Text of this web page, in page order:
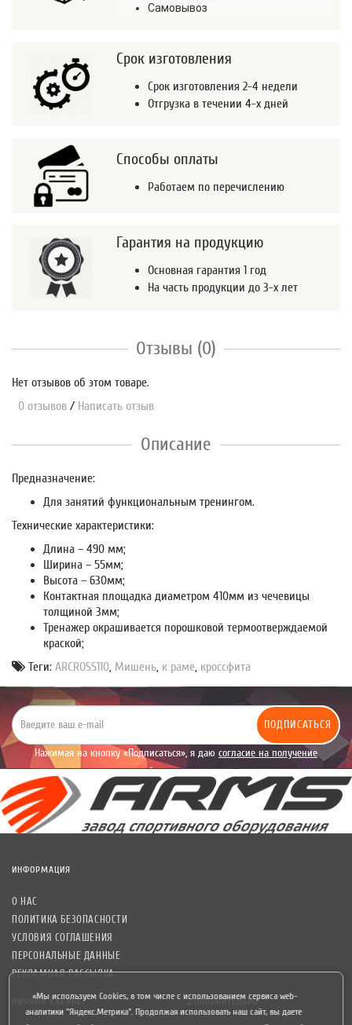
Самовывоз
Срок изготовления
Срок изготовления 2-4 недели
Отгрузка в течении 4-х дней
Способы оплаты
Работаем по перечислению
Гарантия на продукцию
Основная гарантия 1 год
На часть продукции до 3-х лет
Отзывы (0)
Нет отзывов об этом товаре.
0 отзывов / Написать отзыв
Описание
Предназначение:
Для занятий функциональным тренингом.
Технические характеристики:
Длина – 490 мм;
Ширина – 55мм;
Высота – 630мм;
Контактная площадка диаметром 410мм из чечевицы
толщиной 3мм;
Тренажер окрашивается порошковой термоотверждаемой
краской;
Теги: ARCROSS110, Мишень, к раме, кроссфита
ПОДПИСАТЬСЯ
Нажимая на кнопку «Подписаться», я даю согласие на получение
уведомлений рекламного характера.
ИНФОРМАЦИЯ
О НАС
ПОЛИТИКА БЕЗОПАСНОСТИ
УСЛОВИЯ СОГЛАШЕНИЯ
ПЕРСОНАЛЬНЫЕ ДАННЫЕ
РЕКЛАМНАЯ РАССЫЛКА
ЛИЧНЫЙ КАБИНЕТ ДОПОЛНИТЕЛЬНО
«Мы используем Cookies, в том числе с использованием сервиса web-
аналитики "Яндекс.Метрика". Продолжая использовать наш сайт, вы даете